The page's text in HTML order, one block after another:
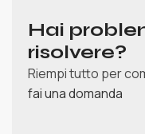
Hai
risolvere?
Riempi tutto per
fai una domanda